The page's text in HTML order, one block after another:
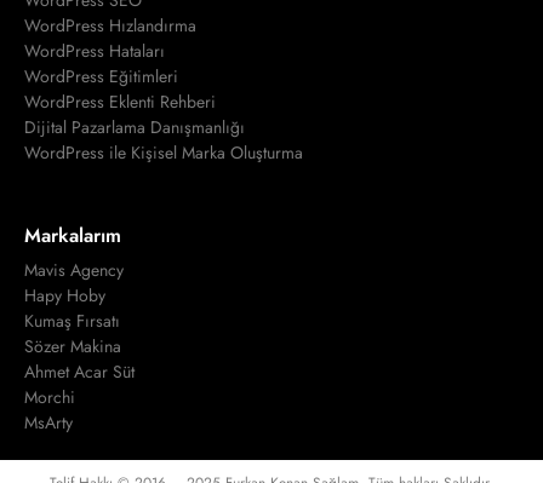
WordPress Hızlandırma
WordPress Hataları
WordPress Eğitimleri
WordPress Eklenti Rehberi
Dijital Pazarlama Danışmanlığı
WordPress ile Kişisel Marka Oluşturma
Markalarım
Mavis Agency
Hapy Hoby
Kumaş Fırsatı
Sözer Makina
Ahmet Acar Süt
Morchi
MsArty